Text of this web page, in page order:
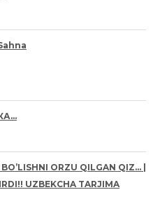
ORZU QILGAN QIZ… |
UZBEKCHA TARJIMA